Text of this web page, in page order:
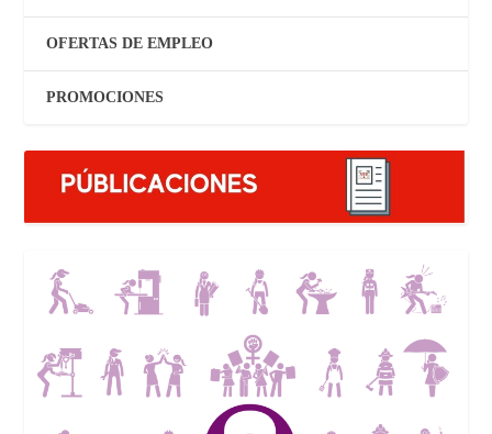
OFERTAS DE EMPLEO
PROMOCIONES